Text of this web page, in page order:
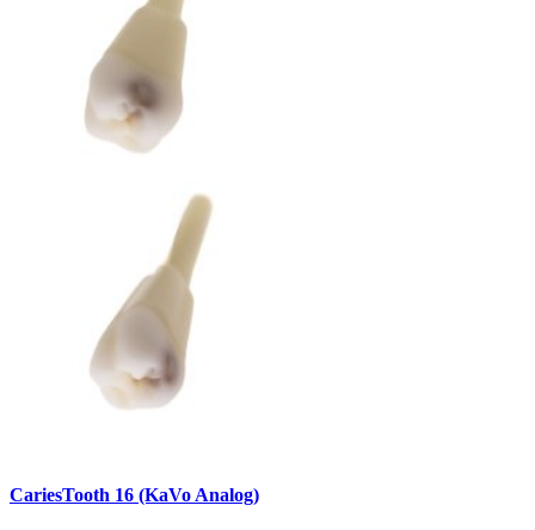
CariesTooth 16 (KaVo Analog)